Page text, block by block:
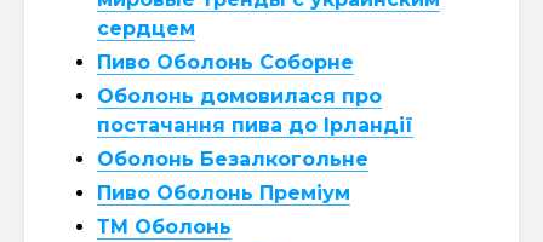
сердцем
Пиво Оболонь Соборне
Оболонь домовилася про
постачання пива до Ірландії
Оболонь Безалкогольне
Пиво Оболонь Преміум
ТМ Оболонь